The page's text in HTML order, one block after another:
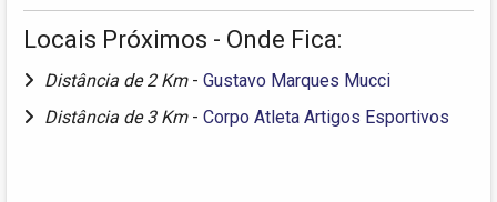
Locais Próximos - Onde Fica:
Distância de 2 Km - Gustavo Marques Mucci
Distância de 3 Km - Corpo Atleta Artigos Esportivos